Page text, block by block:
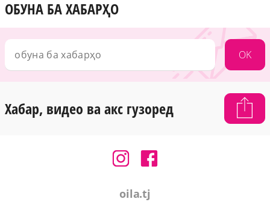
ОБУНА БА ХАБАРҲО
OK
Хабар, видео ва акс гузоред
oila.tj